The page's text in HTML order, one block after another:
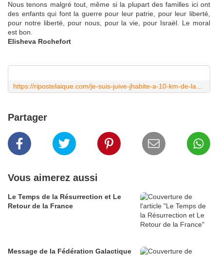
Nous tenons malgré tout, même si la plupart des familles ici ont
des enfants qui font la guerre pour leur patrie, pour leur liberté,
pour notre liberté, pour nous, pour la vie, pour Israël. Le moral
est bon.
Elisheva Rochefort
Partager
Vous aimerez aussi
Le Temps de la Résurrection et Le
Retour de la France
Message de la Fédération Galactique